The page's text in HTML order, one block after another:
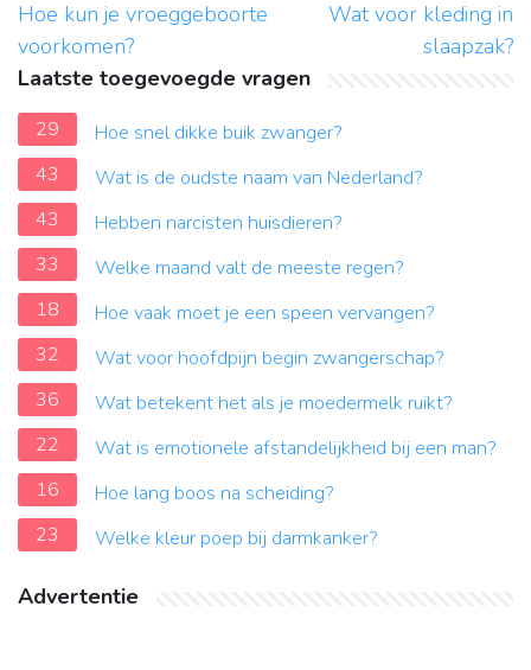
Hoe kun je vroeggeboorte
voorkomen?
Wat voor kleding in
slaapzak?
Laatste toegevoegde vragen
29
Hoe snel dikke buik zwanger?
43
Wat is de oudste naam van Nederland?
43
Hebben narcisten huisdieren?
33
Welke maand valt de meeste regen?
18
Hoe vaak moet je een speen vervangen?
32
Wat voor hoofdpijn begin zwangerschap?
36
Wat betekent het als je moedermelk ruikt?
22
Wat is emotionele afstandelijkheid bij een man?
16
Hoe lang boos na scheiding?
23
Welke kleur poep bij darmkanker?
Advertentie